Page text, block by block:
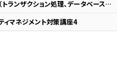
04.データベース その3 （トランザクション処理、データベース応用）
ィマネジメント対策講座4